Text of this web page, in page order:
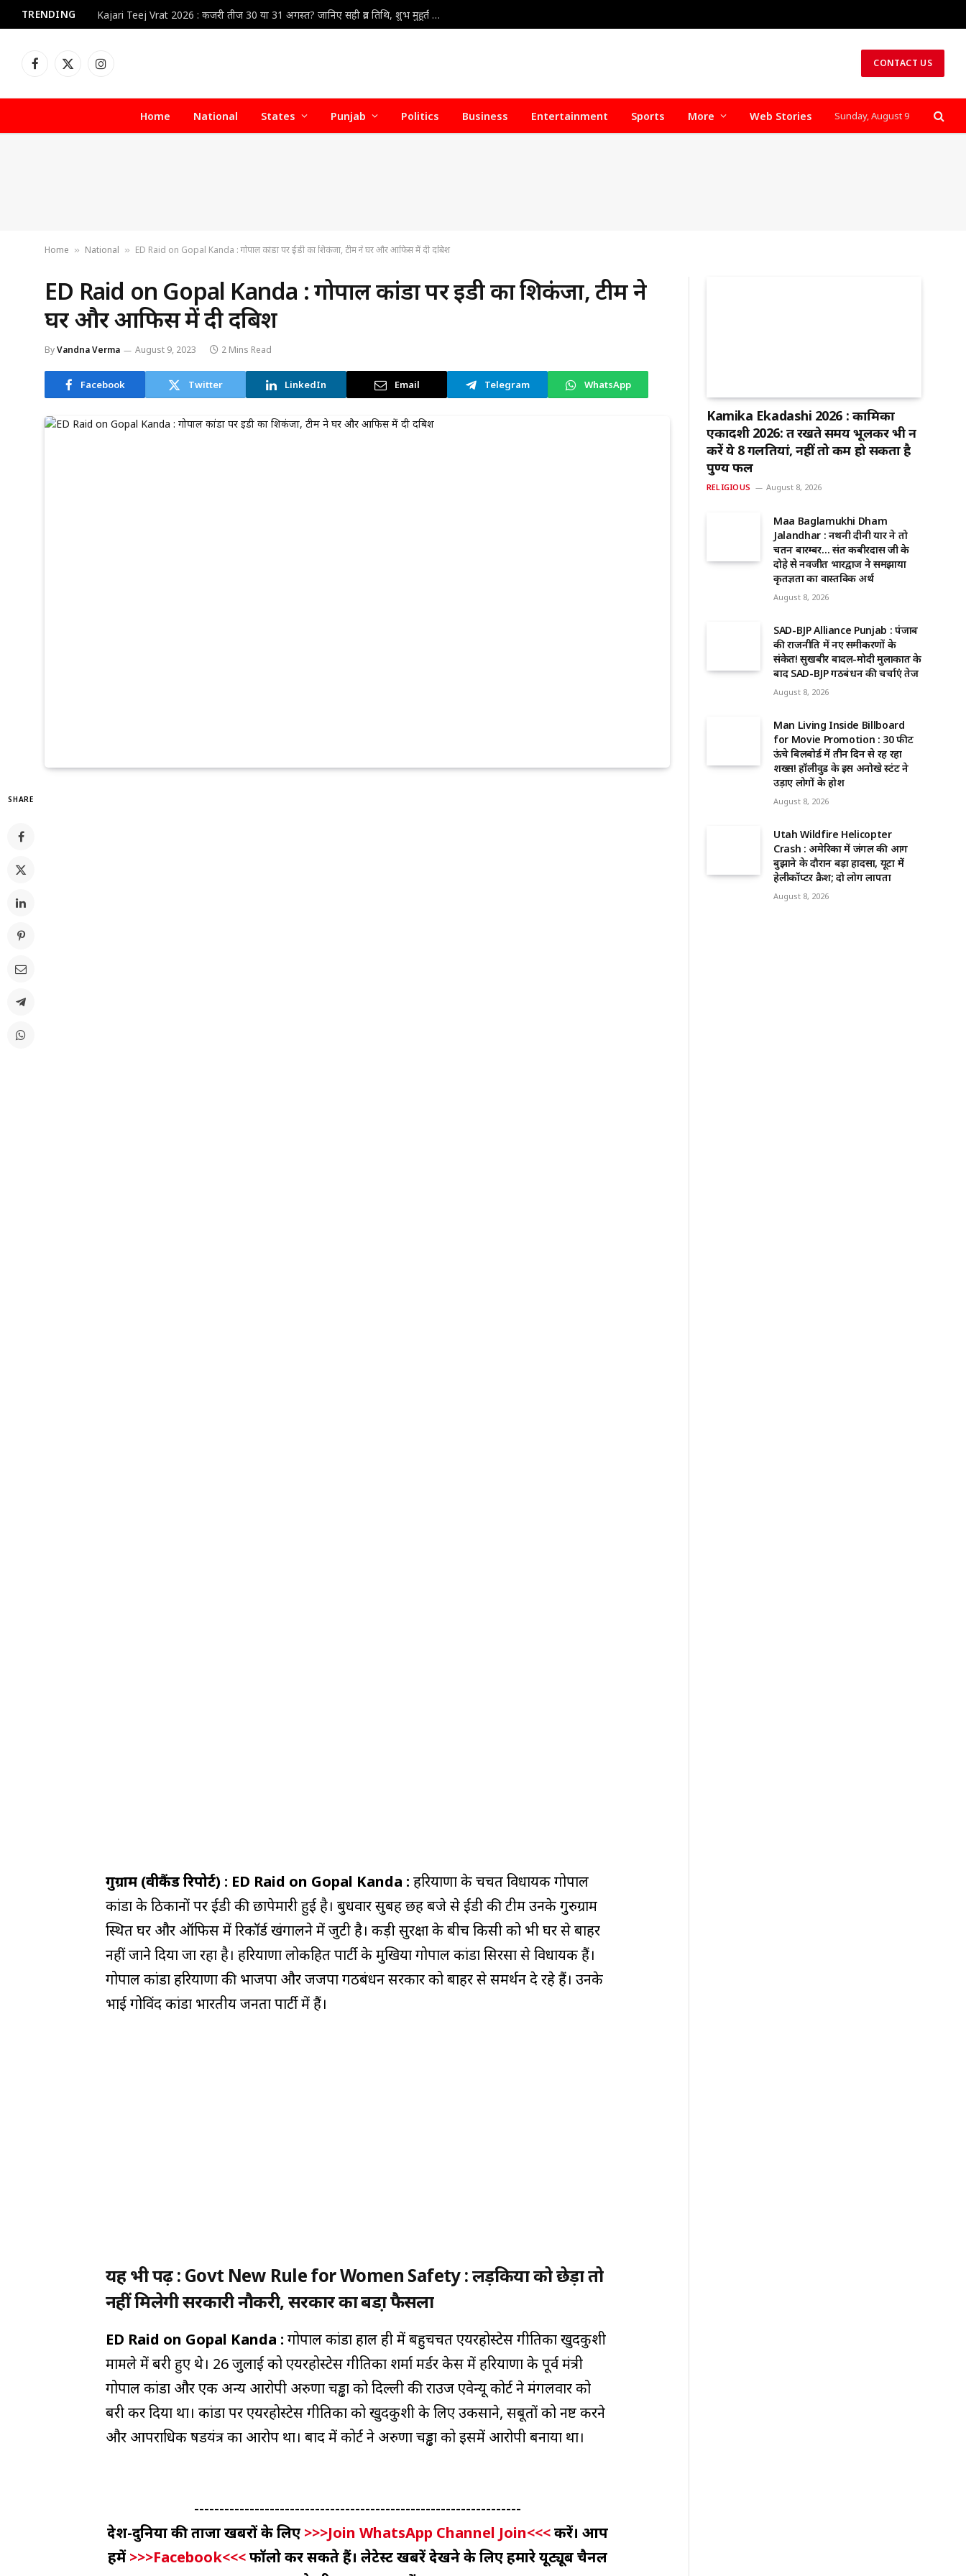
TRENDING Kajari Teej Vrat 2026 : कजरी तीज 30 या 31 अगस्त? जानिए सही व्रत तिथि, शुभ मुहूर्त और पूजा की संपूर्ण विधि
Facebook
X
Instagram CONTACT US
Home National States Punjab Politics Business Entertainment Sports More Web Stories Sunday, August 9
Home » National » ED Raid on Gopal Kanda : गोपाल कांडा पर ईडी का शिकंजा, टीम ने घर और आफिस में दी दबिश
ED Raid on Gopal Kanda : गोपाल कांडा पर ईडी का शिकंजा, टीम ने
घर और आफिस में दी दबिश
ByVandna Verma August 9, 2023 2 Mins Read
Facebook Twitter LinkedIn Email Telegram WhatsApp
SHARE
गुरुग्राम (वीकैंड रिपोर्ट) : ED Raid on Gopal Kanda : हरियाणा के चर्चित विधायक गोपाल
कांडा के ठिकानों पर ईडी की छापेमारी हुई है। बुधवार सुबह छह बजे से ईडी की टीम उनके गुरुग्राम
स्थित घर और ऑफिस में रिकॉर्ड खंगालने में जुटी है। कड़ी सुरक्षा के बीच किसी को भी घर से बाहर
नहीं जाने दिया जा रहा है। हरियाणा लोकहित पार्टी के मुखिया गोपाल कांडा सिरसा से विधायक हैं।
गोपाल कांडा हरियाणा की भाजपा और जजपा गठबंधन सरकार को बाहर से समर्थन दे रहे हैं। उनके
भाई गोविंद कांडा भारतीय जनता पार्टी में हैं।
यह भी पढ़ें : Govt New Rule for Women Safety : लड़कियों को छेड़ा तो
नहीं मिलेगी सरकारी नाैकरी, सरकार का बडा़ फैसला
ED Raid on Gopal Kanda : गोपाल कांडा हाल ही में बहुचर्चित एयरहोस्टेस गीतिका खुदकुशी
मामले में बरी हुए थे। 26 जुलाई को एयरहोस्टेस गीतिका शर्मा मर्डर केस में हरियाणा के पूर्व मंत्री
गोपाल कांडा और एक अन्य आरोपी अरुणा चड्ढा को दिल्ली की राउज एवेन्यू कोर्ट ने मंगलवार को
बरी कर दिया था। कांडा पर एयरहोस्टेस गीतिका को खुदकुशी के लिए उकसाने, सबूतों को नष्ट करने
और आपराधिक षडयंत्र का आरोप था। बाद में कोर्ट ने अरुणा चड्ढा को इसमें आरोपी बनाया था।
-----------------------------------------------------------------
देश-दुनिया की ताजा खबरों के लिए >>>Join WhatsApp Channel Join<<<करें। आप
हमें>>>Facebook<<<फॉलो कर सकते हैं। लेटेस्ट खबरें देखने के लिए हमारे यूट्यूब चैनल
Kamika Ekadashi 2026 : कामिका
एकादशी 2026: व्रत रखते समय भूलकर भी न
करें ये 8 गलतियां, नहीं तो कम हो सकता है
पुण्य फल
RELIGIOUS August 8, 2026
Maa Baglamukhi Dham
Jalandhar : नथनी दीनी यार ने तो
चिंतन बारम्बर… संत कबीरदास जी के
दोहे से नवजीत भारद्वाज ने समझाया
कृतज्ञता का वास्तविक अर्थ
August 8, 2026
SAD-BJP Alliance Punjab : पंजाब
की राजनीति में नए समीकरणों के
संकेत! सुखबीर बादल-मोदी मुलाकात के
बाद SAD-BJP गठबंधन की चर्चाएं तेज
August 8, 2026
Man Living Inside Billboard
for Movie Promotion : 30 फीट
ऊंचे बिलबोर्ड में तीन दिन से रह रहा
शख्स! हॉलीवुड के इस अनोखे स्टंट ने
उड़ाए लोगों के होश
August 8, 2026
Utah Wildfire Helicopter
Crash : अमेरिका में जंगल की आग
बुझाने के दौरान बड़ा हादसा, यूटा में
हेलीकॉप्टर क्रैश; दो लोग लापता
August 8, 2026